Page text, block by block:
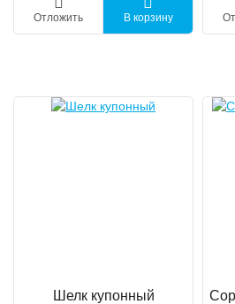
Отложить В корзину
Шелк купонный